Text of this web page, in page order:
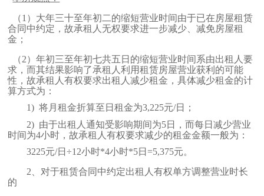
（1） 大年三十至年初二的缩短营业时间由于已在房屋租赁
合同中约定，故承租人无权要求进一步减少、减免房屋租
金；
（2）年初三至年初七共五日的缩短营业时间系由出租人要
求，而其结果影响了承租人利用租赁房屋营业获利的可能
性，故承租人有权要求出租人减少租金，具体减少租金的计
算方式为：
1) 将月租金折算至日租金为3,225元/日；
2) 由于出租人通知受影响期间为5日，而每日减少营业
时间为4小时，故承租人有权要求减少的租金金额一般为：
3225元/日÷12小时*4小时*5日=5,375元。
2、对于租赁合同中约定出租人有权单方调整营业时长
的